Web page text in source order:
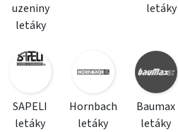
uzeniny
letáky
letáky
SAPELI
letáky
Hornbach
letáky
Baumax
letáky